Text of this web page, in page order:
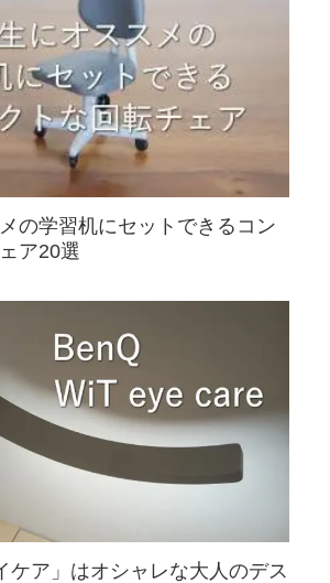
の学習机にセットできるコン
ア20選
ケア」はオシャレな大人のデス